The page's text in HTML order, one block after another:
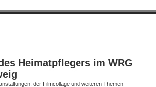
Heimatpflegers im WRG
der Filmcollage und weiteren Themen